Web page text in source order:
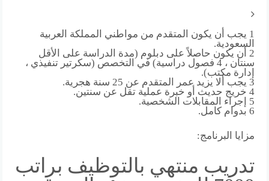
1 يجب أن يكون المتقدم من مواطني المملكة العربية
السعودية.
2 أن يكون حاصلاً على دبلوم (مدة الدراسة على الأقل
سنتان ، 4 فصول دراسية) في التخصص (سكرتير تنفيذي ،
إدارة مكتب).
3 يجب ألا يزيد عمر المتقدم عن 25 سنة هجرية.
4 خريج حديث أو خبرة عملية تقل عن سنتين.
5 إجراء المقابلات الشخصية.
6 بدوام كامل.
مزايا البرنامج:
تدريب منتهي بالتوظيف براتب